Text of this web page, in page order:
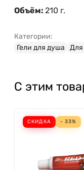
Объём: 210 г.
Категории:
Гели для душа
Для
С этим
СКИДКА - 33%